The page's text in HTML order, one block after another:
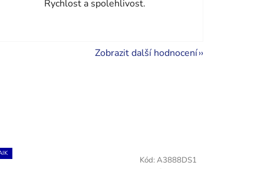
Rychlost a spolehlivost.
Zobrazit další hodnocení
Kód: A3888DS1